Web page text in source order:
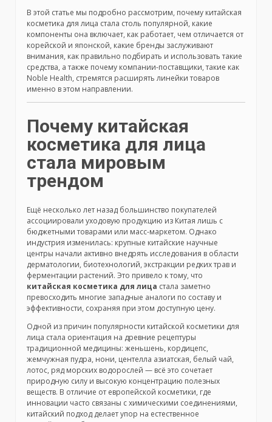
В этой статье мы подробно рассмотрим, почему китайская
косметика для лица стала столь популярной, какие
компоненты она включает, как работает, чем отличается от
корейской и японской, какие бренды заслуживают
внимания, как правильно подбирать и использовать такие
средства, а также почему компании-поставщики, такие как
Noble Health, стремятся расширять линейки товаров
именно в этом направлении.
Почему китайская
косметика для лица
стала мировым
трендом
Ещё несколько лет назад большинство покупателей
ассоциировали уходовую продукцию из Китая лишь с
бюджетными товарами или масс-маркетом. Однако
индустрия изменилась: крупные китайские научные
центры начали активно внедрять исследования в области
дерматологии, биотехнологий, экстракции редких трав и
ферментации растений. Это привело к тому, что
китайская косметика для лица стала заметно
превосходить многие западные аналоги по составу и
эффективности, сохраняя при этом доступную цену.
Одной из причин популярности китайской косметики для
лица стала ориентация на древние рецептуры
традиционной медицины: женьшень, кордицепс,
жемчужная пудра, нони, центелла азиатская, белый чай,
лотос, ряд морских водорослей — всё это сочетает
природную силу и высокую концентрацию полезных
веществ. В отличие от европейской косметики, где
инновации часто связаны с химическими соединениями,
китайский подход делает упор на естественное